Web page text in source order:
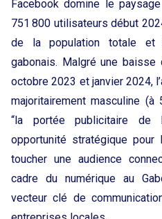
Facebook domine le
751 800 utilisateurs début
de la population totale et
gabonais. Malgré une
octobre 2023 et janvier 2024,
majoritairement masculine (à
“la portée publicitaire de
opportunité stratégique pour
toucher une audience
cadre du numérique au
vecteur clé de